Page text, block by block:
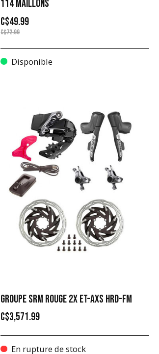
114 MAILLONS
C$49.99
C$72.99
Disponible
GROUPE SRM ROUGE 2X ET-AXS HRD-FM
C$3,571.99
En rupture de stock